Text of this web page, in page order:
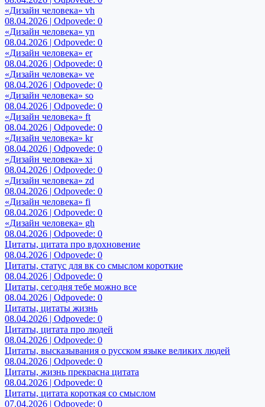
«Дизайн человека» vh
08.04.2026 | Odpovede: 0
«Дизайн человека» yn
08.04.2026 | Odpovede: 0
«Дизайн человека» er
08.04.2026 | Odpovede: 0
«Дизайн человека» ve
08.04.2026 | Odpovede: 0
«Дизайн человека» so
08.04.2026 | Odpovede: 0
«Дизайн человека» ft
08.04.2026 | Odpovede: 0
«Дизайн человека» kr
08.04.2026 | Odpovede: 0
«Дизайн человека» xi
08.04.2026 | Odpovede: 0
«Дизайн человека» zd
08.04.2026 | Odpovede: 0
«Дизайн человека» fi
08.04.2026 | Odpovede: 0
«Дизайн человека» gh
08.04.2026 | Odpovede: 0
Цитаты, цитата про вдохновение
08.04.2026 | Odpovede: 0
Цитаты, статус для вк со смыслом короткие
08.04.2026 | Odpovede: 0
Цитаты, сегодня тебе можно все
08.04.2026 | Odpovede: 0
Цитаты, цитаты жизнь
08.04.2026 | Odpovede: 0
Цитаты, цитата про людей
08.04.2026 | Odpovede: 0
Цитаты, высказывания о русском языке великих людей
08.04.2026 | Odpovede: 0
Цитаты, жизнь прекрасна цитата
08.04.2026 | Odpovede: 0
Цитаты, цитата короткая со смыслом
07.04.2026 | Odpovede: 0